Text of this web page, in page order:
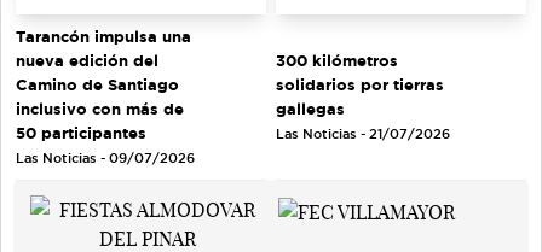
Tarancón impulsa una
nueva edición del
Camino de Santiago
inclusivo con más de
50 participantes
Las Noticias - 09/07/2026
300 kilómetros
solidarios por tierras
gallegas
Las Noticias - 21/07/2026